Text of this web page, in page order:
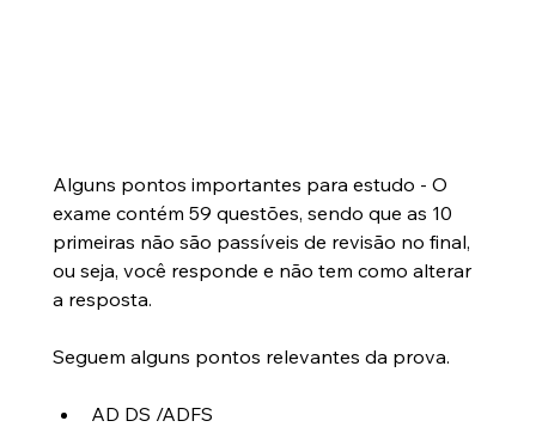
Alguns pontos importantes para estudo - O
exame contém 59 questões, sendo que as 10
primeiras não são passíveis de revisão no final,
ou seja, você responde e não tem como alterar
a resposta.
Seguem alguns pontos relevantes da prova.
AD DS /ADFS